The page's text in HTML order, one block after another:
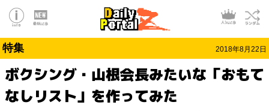
特集 2018年8月22日
ボクシング・山根会長みたいな「おもて
なしリスト」を作ってみた